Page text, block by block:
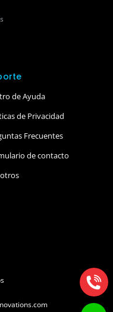
de Ayuda
de Privacidad
Frecuentes
de contacto